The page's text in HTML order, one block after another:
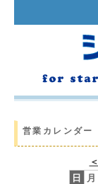
営業カレンダー
＜
日
月